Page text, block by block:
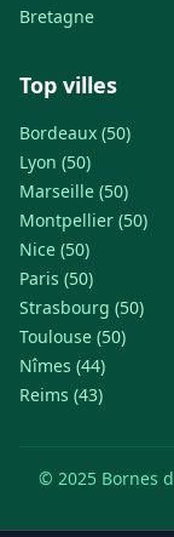
Bretagne
Top villes
Bordeaux (50)
Lyon (50)
Marseille (50)
Montpellier (50)
Nice (50)
Paris (50)
Strasbourg (50)
Toulouse (50)
Nîmes (44)
Reims (43)
© 2025 Bornes